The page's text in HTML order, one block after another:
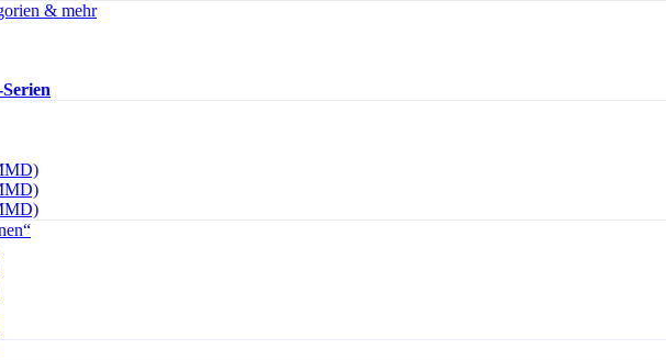
& mehr